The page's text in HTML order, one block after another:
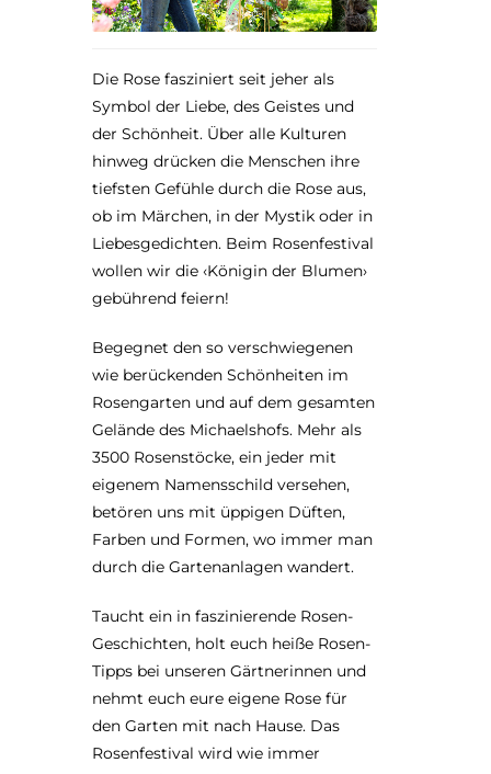
Die Rose fasziniert seit jeher als
Symbol der Liebe, des Geistes und
der Schönheit. Über alle Kulturen
hinweg drücken die Menschen ihre
tiefsten Gefühle durch die Rose aus,
ob im Märchen, in der Mystik oder in
Liebesgedichten. Beim Rosenfestival
wollen wir die ‹Königin der Blumen›
gebührend feiern!
Begegnet den so verschwiegenen
wie berückenden Schönheiten im
Rosengarten und auf dem gesamten
Gelände des Michaelshofs. Mehr als
3500 Rosenstöcke, ein jeder mit
eigenem Namensschild versehen,
betören uns mit üppigen Düften,
Farben und Formen, wo immer man
durch die Gartenanlagen wandert.
Taucht ein in faszinierende Rosen-
Geschichten, holt euch heiße Rosen-
Tipps bei unseren Gärtnerinnen und
nehmt euch eure eigene Rose für
den Garten mit nach Hause. Das
Rosenfestival wird wie immer